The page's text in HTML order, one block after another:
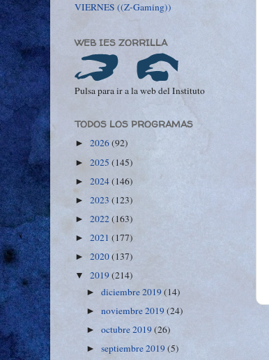
VIERNES ((Z-Gaming))
WEB IES ZORRILLA
Pulsa para ir a la web del Instituto
TODOS LOS PROGRAMAS
► 2026(92)
► 2025 (145)
► 2024(146)
► 2023 (123)
► 2022(163)
► 2021 (177)
► 2020(137)
▼ 2019(214)
►diciembre 2019(14)
►noviembre 2019(24)
►octubre 2019(26)
►septiembre 2019(5)